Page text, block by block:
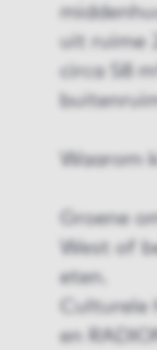
uit ruime
circa 58
Waarom
Groene
West of
eten.
en